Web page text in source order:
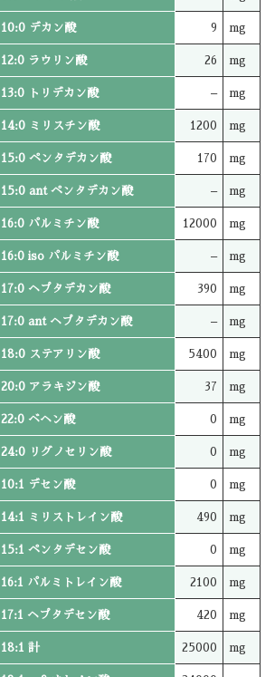
10:0 デカン酸 9 mg
12:0 ラウリン酸 26 mg
13:0 トリデカン酸 – mg
14:0 ミリスチン酸 1200 mg
15:0 ペンタデカン酸 170 mg
15:0 ant ペンタデカン酸 – mg
16:0 パルミチン酸 12000 mg
16:0 iso パルミチン酸 – mg
17:0 ヘプタデカン酸 390 mg
17:0 ant ヘプタデカン酸 – mg
18:0 ステアリン酸 5400 mg
20:0 アラキジン酸 37 mg
22:0 ベヘン酸 0 mg
24:0 リグノセリン酸 0 mg
10:1 デセン酸 0 mg
14:1 ミリストレイン酸 490 mg
15:1 ペンタデセン酸 0 mg
16:1 パルミトレイン酸 2100 mg
17:1 ヘプタデセン酸 420 mg
18:1 計 25000 mg